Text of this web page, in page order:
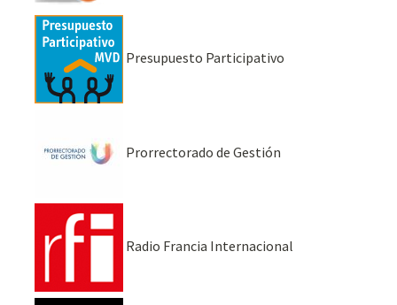
Presupuesto Participativo
Prorrectorado de Gestión
Radio Francia Internacional